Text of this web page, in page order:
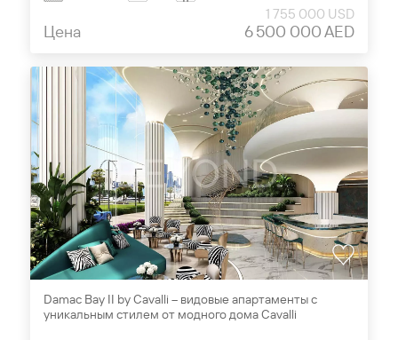
Цена
1 755 000 USD
6 500 000 AED
Damac Bay II by Cavalli – видовые апартаменты с
уникальным стилем от модного дома Cavalli